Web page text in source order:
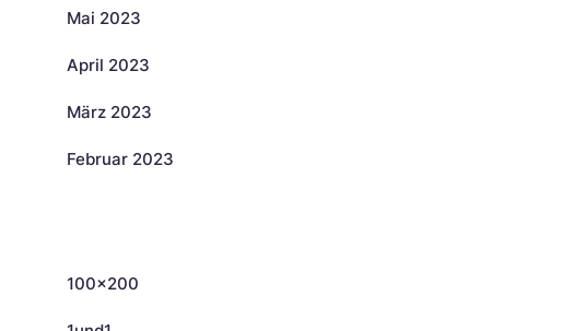
Mai 2023
April 2023
März 2023
Februar 2023
100×200